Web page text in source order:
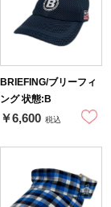
BRIEFING/ブリーフィ
ング 状態:B
￥6,600 税込